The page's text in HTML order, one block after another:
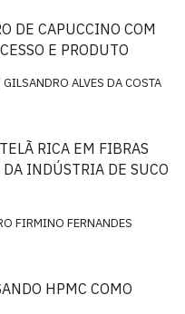
DE CAPUCCINO COM
E PRODUTO
ALVES DA COSTA
RICA EM FIBRAS
INDÚSTRIA DE SUCO
FIRMINO FERNANDES
HPMC COMO